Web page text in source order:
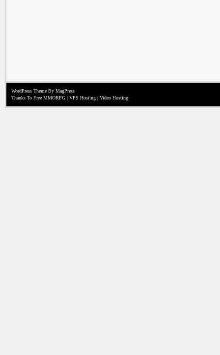
WordPress Theme By MagPress
Thanks To Free MMORPG | VPS Hosting | Video Hosting